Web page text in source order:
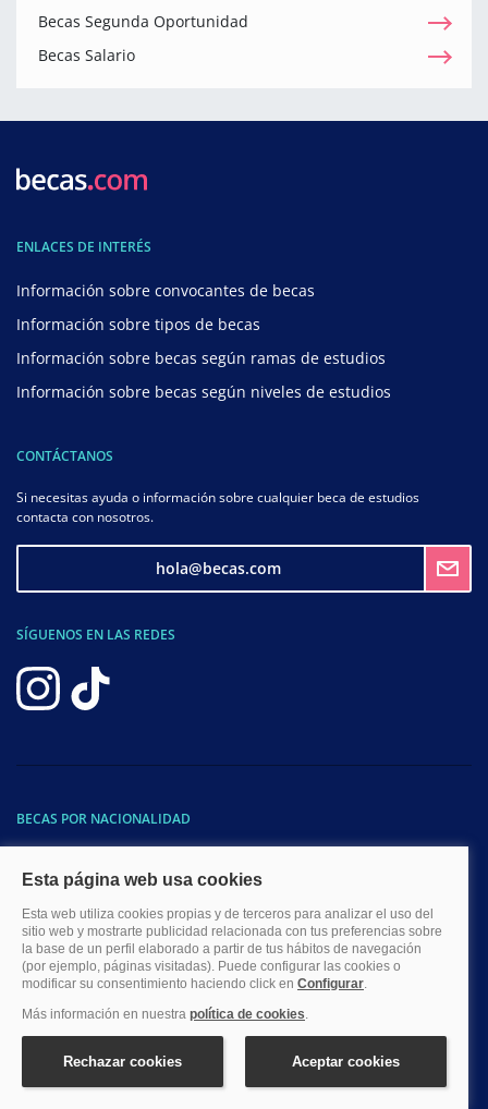
Becas Segunda Oportunidad
Becas Salario
ENLACES DE INTERÉS
Información sobre convocantes de becas
Información sobre tipos de becas
Información sobre becas según ramas de estudios
Información sobre becas según niveles de estudios
CONTÁCTANOS
Si necesitas ayuda o información sobre cualquier beca de estudios
contacta con nosotros.
hola@becas.com
SÍGUENOS EN LAS REDES
BECAS POR NACIONALIDAD
Becas EEUU y Canadá
Becas para mexicanos
Becas para argentinos
Becas para peruanos
Becas para colombianos
Becas para ecuatorianos
Becas para chilenos
Becas para cubanos
Becas para dominicanos
Becas para bolivianos
Becas para venezolanos
Becas para panameños
Becas para costarricenses